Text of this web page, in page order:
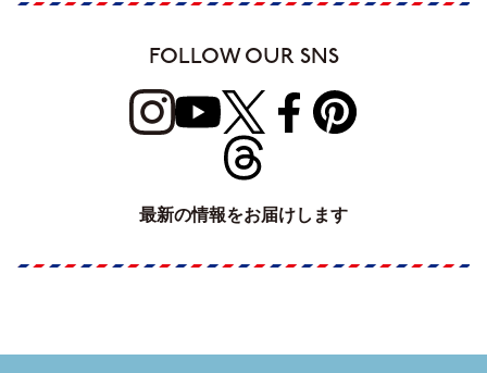
FOLLOW OUR SNS
最新の情報をお届けします